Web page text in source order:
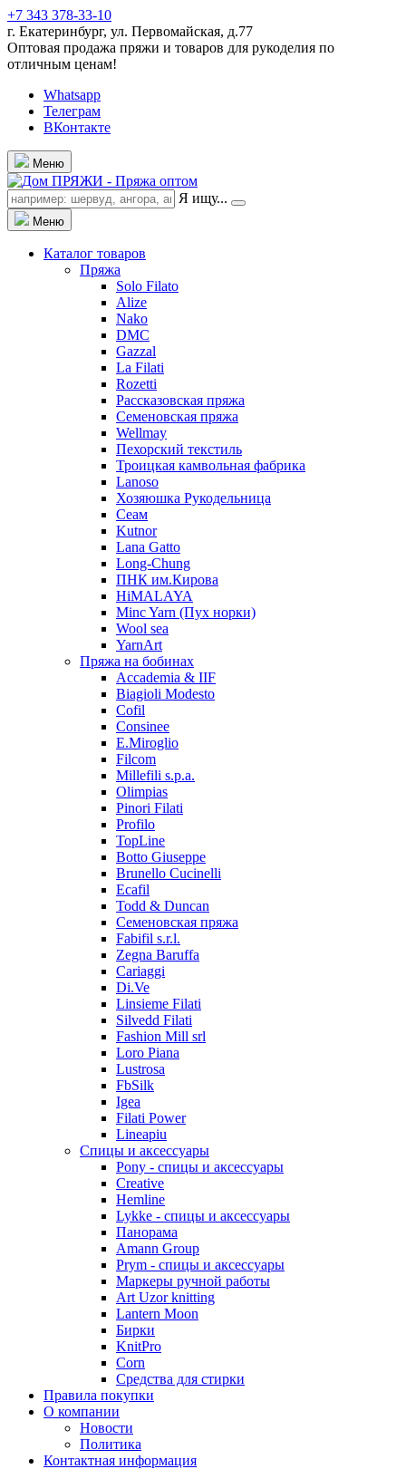
+7 343 378-33-10
г. Екатеринбург, ул. Первомайская, д.77
Оптовая продажа пряжи и товаров для рукоделия по
отличным ценам!
Whatsapp
Телеграм
ВКонтакте
Меню
Я ищу...
Меню
Каталог товаров
Пряжа
Solo Filato
Alize
Nako
DMC
Gazzal
La Filati
Rozetti
Рассказовская пряжа
Семеновская пряжа
Wellmay
Пехорский текстиль
Троицкая камвольная фабрика
Lanoso
Хозяюшка Рукодельница
Сеам
Kutnor
Lana Gatto
Long-Chung
ПНК им.Кирова
HiMALAYA
Minc Yarn (Пух норки)
Wool sea
YarnArt
Пряжа на бобинах
Accademia & IIF
Biagioli Modesto
Cofil
Consinee
E.Miroglio
Filcom
Millefili s.p.a.
Olimpias
Pinori Filati
Profilo
TopLine
Botto Giuseppe
Brunello Cucinelli
Ecafil
Todd & Duncan
Семеновская пряжа
Fabifil s.r.l.
Zegna Baruffa
Cariaggi
Di.Ve
Linsieme Filati
Silvedd Filati
Fashion Mill srl
Loro Piana
Lustrosa
FbSilk
Igea
Filati Power
Lineapiu
Спицы и аксессуары
Pony - спицы и аксессуары
Creative
Hemline
Lykke - спицы и аксессуары
Панорама
Amann Group
Prym - спицы и аксессуары
Маркеры ручной работы
Art Uzor knitting
Lantern Moon
Бирки
KnitPro
Corn
Средства для стирки
Правила покупки
О компании
Новости
Политика
Контактная информация